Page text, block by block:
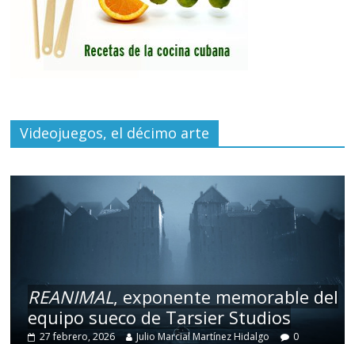
Videojuegos, el décimo arte
REANIMAL, exponente memorable del
equipo sueco de Tarsier Studios
27 febrero, 2026 Julio Marcial Martínez Hidalgo 0